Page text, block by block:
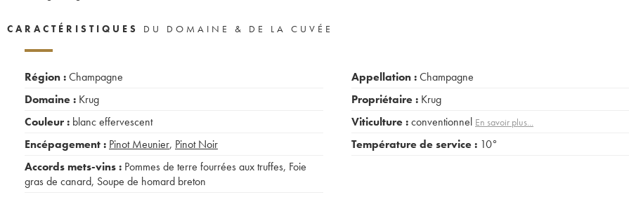
CARACTÉRISTIQUES DU DOMAINE & DE LA CUVÉE
Région :Champagne
Domaine : Krug
Couleur : blanc effervescent
Encépagement : Pinot Meunier, Pinot Noir
Accords mets-vins : Pommes de terre fourrées aux truffes, Foie
gras de canard, Soupe de homard breton
Appellation :Champagne
Propriétaire : Krug
Viticulture :conventionnel En savoir plus...
Température de service : 10°